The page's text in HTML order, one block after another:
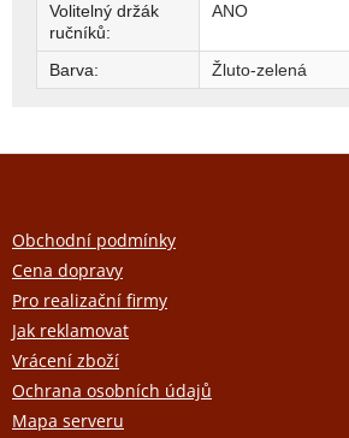
Volitelný držák
ručníků:
ANO
Barva: Žluto-zelená
Z
aObchodní podmínky
Cena dopravy
Pro realizační firmy
Jak reklamovat
Vrácení zboží
Ochrana osobních údajů
Mapa serveru